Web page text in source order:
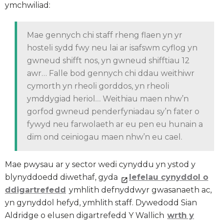
ymchwiliad:
Mae gennych chi staff rheng flaen yn yr
hosteli sydd fwy neu lai ar isafswm cyflog yn
gwneud shifft nos, yn gwneud shifftiau 12
awr… Falle bod gennych chi ddau weithiwr
cymorth yn rheoli gorddos, yn rheoli
ymddygiad heriol… Weithiau maen nhw’n
gorfod gwneud penderfyniadau sy’n fater o
fywyd neu farwolaeth ar eu pen eu hunain a
dim ond ceiniogau maen nhw’n eu cael.
Mae pwysau ar y sector wedi cynyddu yn ystod y
blynyddoedd diwethaf, gyda
lefelau cynyddol o
ddigartrefedd ymhlith defnyddwyr gwasanaeth ac,
yn gynyddol hefyd, ymhlith staff. Dywedodd Sian
Aldridge o elusen digartrefedd Y Wallich wrth y